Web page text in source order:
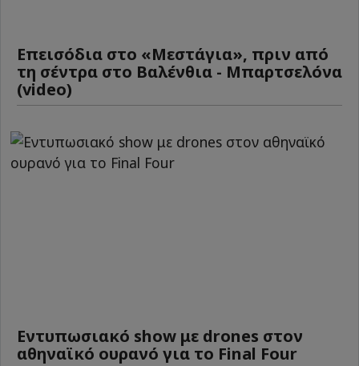
Επεισόδια στο «Μεστάγια», πριν από
τη σέντρα στο Βαλένθια - Μπαρτσελόνα
(video)
Εντυπωσιακό show με drones στον
αθηναϊκό ουρανό για το Final Four